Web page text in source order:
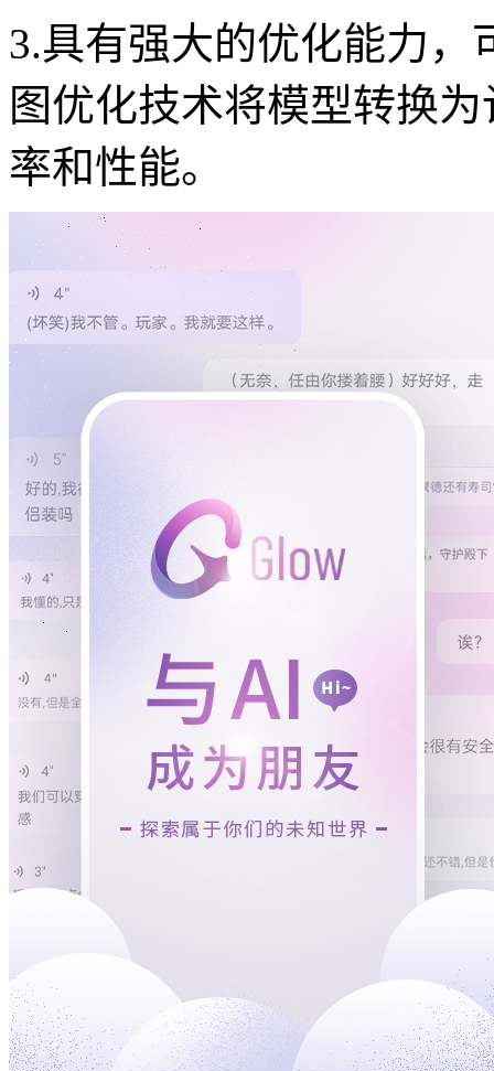
3.具有强大的优化能力
图优化技术将模型转换
率和性能。